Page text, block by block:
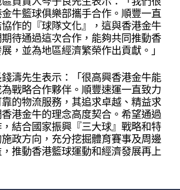
牛籃球俱樂部攜手合作。順豐一直
作的『球隊文化』，這與香港金牛
待通過這次合作，能夠共同推動香
，並為地區經濟繁榮作出貢獻。」
濤先生表示：「很高興香港金牛能
戰略合作夥伴。順豐速運一直致力
的物流服務，其追求卓越、精益求
港金牛的理念高度契合。希望通過
結合國家振興『三大球』戰略和特
政方向，充分挖掘體育賽事及周邊
推動香港籃球運動和經濟發展再上